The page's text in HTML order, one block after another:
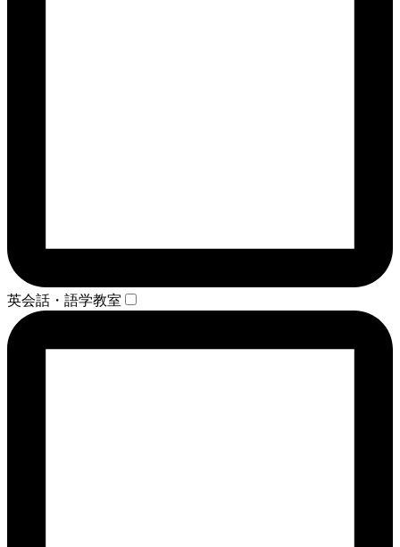
英会話・語学教室